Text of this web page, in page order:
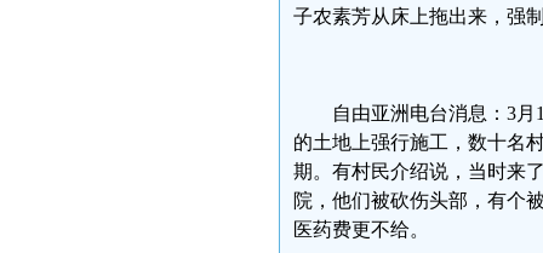
子农素芳从床上拖出来，强
自由亚洲电台消息：3
的土地上强行施工，数十名
期。有村民介绍说，当时来
院，他们被砍伤头部，有个
医药费更不给。